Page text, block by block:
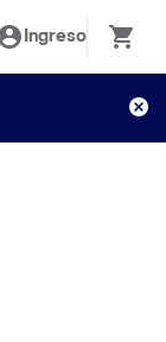
Ingreso